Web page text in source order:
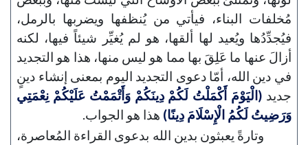
مُخلفات البناء، فيأتي من يُنظفها ويضربها بالرمل،
فيُجدِّدُها ويُعيد لها ألقها، هو لم يُغيِّر شيئاً فيها، لكنه
أزالَ عنها ما عَلِقَ بها مما هو ليس منها، هذا هو التجديد
في دين الله، أمّا دعوى التجديد اليوم بمعنى إنشاء دينٍ
جديد (الْيَوْمَ أَكْمَلْتُ لَكُمْ دِينَكُمْ وَأَتْمَمْتُ عَلَيْكُمْ نِعْمَتِي
وَرَضِيتُ لَكُمُ الْإِسْلَامَ دِينًا) هذا هو الجواب.
وتارةً يعبثون بدين الله بدعوى القراءة المُعاصرة،